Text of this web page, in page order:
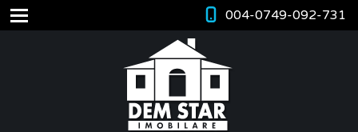
004-0749-092-731